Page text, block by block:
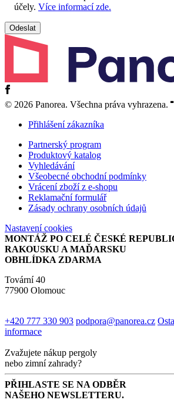
účely. Více informací zde.
© 2026 Panorea. Všechna práva vyhrazena.
Přihlášení zákazníka
Partnerský program
Produktový katalog
Vyhledávání
Všeobecné obchodní podmínky
Vrácení zboží z e-shopu
Reklamační formulář
Zásady ochrany osobních údajů
Nastavení cookies
MONTÁŽ PO CELÉ ČESKÉ
RAKOUSKU A MAĎARSKU
OBHLÍDKA ZDARMA
Tovární 40
77900 Olomouc
+420 777 330 903 podpora@panorea.cz
informace
Zvažujete nákup pergoly
nebo zimní zahrady?
PŘIHLASTE SE NA ODBĚR
NAŠEHO NEWSLETTERU.